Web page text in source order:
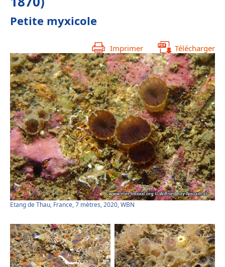
Petite myxicole
Imprimer Télécharger
Etang de Thau, France, 7 mètres, 2020, WBN